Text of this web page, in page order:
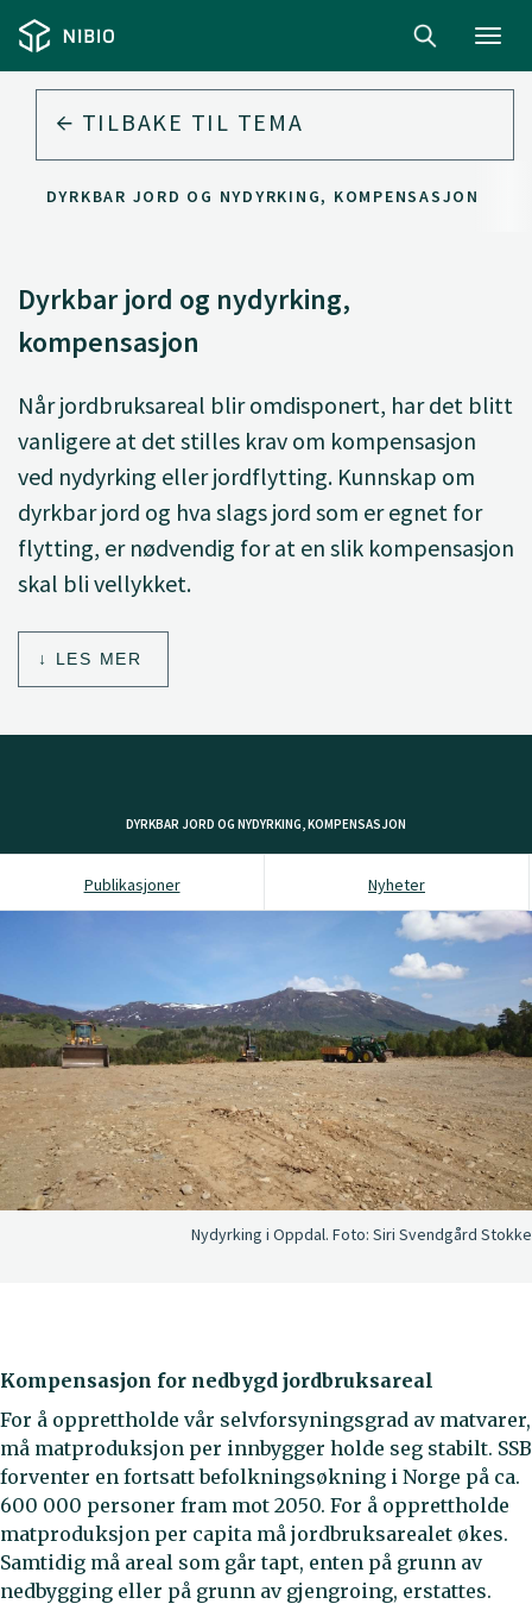
TILBAKE TIL TEMA
DYRKBAR JORD OG NYDYRKING, KOMPENSASJON
Dyrkbar jord og nydyrking,
kompensasjon
Når jordbruksareal blir omdisponert, har det blitt
vanligere at det stilles krav om kompensasjon
ved nydyrking eller jordflytting. Kunnskap om
dyrkbar jord og hva slags jord som er egnet for
flytting, er nødvendig for at en slik kompensasjon
skal bli vellykket.
LES MER
DYRKBAR JORD OG NYDYRKING, KOMPENSASJON
Publikasjoner Nyheter
Nydyrking i Oppdal. Foto: Siri Svendgård Stokke
Kompensasjon for nedbygd jordbruksareal
For å opprettholde vår selvforsyningsgrad av matvarer,
må matproduksjon per innbygger holde seg stabilt. SSB
forventer en fortsatt befolkningsøkning i Norge på ca.
600 000 personer fram mot 2050. For å opprettholde
matproduksjon per capita må jordbruksarealet økes.
Samtidig må areal som går tapt, enten på grunn av
nedbygging eller på grunn av gjengroing, erstattes.